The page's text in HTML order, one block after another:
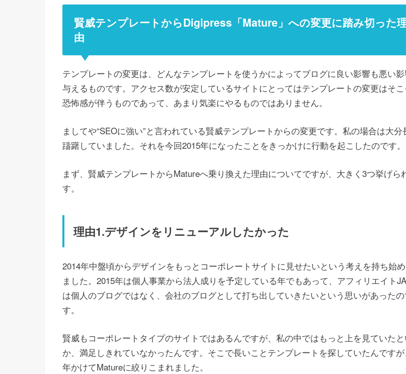
賢威テンプレートからDigipress「Mature」への変更に踏み切った
由
テンプレートの変更は、どんなテンプレートを使うかによってブログに良い影響も悪い影
与えるものです。アクセス数が安定しているサイトにとってはテンプレートの変更はそこ
恐怖感が伴うものであって、あまり気楽にやるものではありません。
ましてや“SEOに強い”と言われている賢威テンプレートからの変更です。私の場合は大分
躊躇していました。それを今回2015年になったことをきっかけに行動を起こしたのです。
まず、賢威テンプレートからMatureへ乗り換えた理由についてですが、大きく3つ挙げら
す。
理由1.デザインをリニューアルしたかった
2014年中盤頃からデザインをもっとコーポレートサイトに見せたいという考えを持ち始
ました。2015年は個人事業から法人成りを予定している年でもあって、アフィリエイト
は個人のブログではなく、会社のブログとして打ち出していきたいという思いがあった
す。
賢威もコーポレートタイプのサイトではあるんですが、私の中ではもっと上を見ていたと
か、満足しきれていなかったんです。そこで長いことテンプレートを探していたんです
年かけてMatureに絞りこまれました。